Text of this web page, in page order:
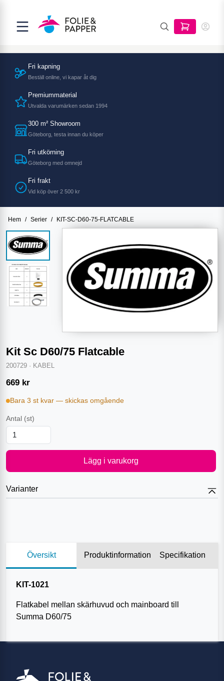
Fri kapning
Beställ online, vi kapar åt dig
Premiummaterial
Utvalda varumärken sedan 1994
300 m² Showroom
Göteborg, testa innan du köper
Fri utkörning
Göteborg med omnejd
Fri frakt
Vid köp över 2 500 kr
Hem / Serier / KIT-SC-D60-75-FLATCABLE
Kit Sc D60/75 Flatcable
200729 · KABEL
669 kr
Bara 3 st kvar — skickas omgående
Antal (st)
Lägg i varukorg
Varianter
Översikt Produktinformation Specifikation
KIT-1021
Flatkabel mellan skärhuvud och mainboard till
Summa D60/75